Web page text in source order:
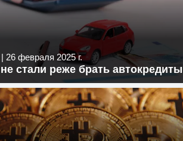
| 26 февраля 2025 г.
стали реже брать автокредиты